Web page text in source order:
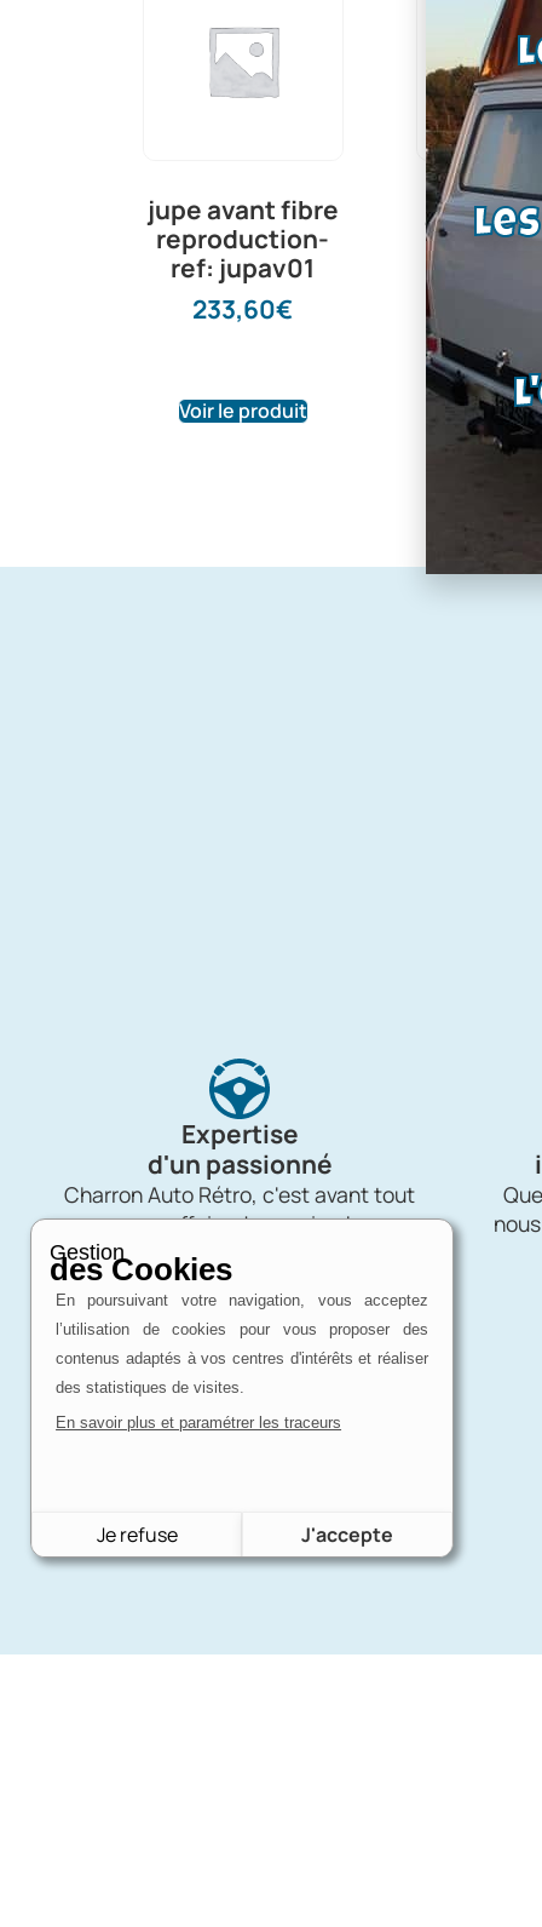
jupe avant fibre
reproduction-
ref: jupav01
233,60€
Voir le produit
jupe
ref:
Voir le
Expertise
d'un passionné
Charron Auto Rétro, c'est avant tout
une affaire de passion !
Gestion
des Cookies
En poursuivant votre navigation, vous acceptez
l’utilisation de cookies pour vous proposer des
contenus adaptés à vos centres d'intérêts et réaliser
des statistiques de visites.
En savoir plus et paramétrer les traceurs
Je refuse J'accepte